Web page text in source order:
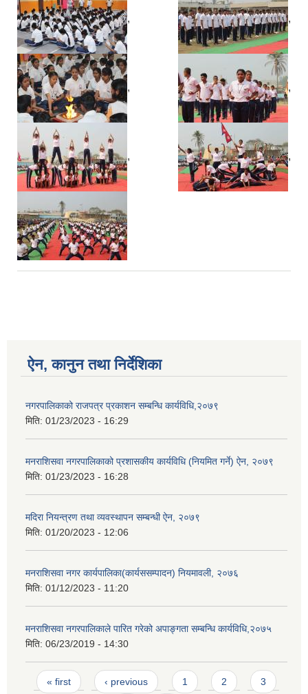
, ,
, ,
, ,
ऐन, कानुन तथा निर्देशिका
नगरपालिकाको राजपत्र प्रकाशन सम्बन्धि कार्यविधि,२०७९
मिति: 01/23/2023 - 16:29
मनराशिसवा नगरपालिकाको प्रशासकीय कार्यविधि (नियमित गर्ने) ऐन, २०७९
मिति: 01/23/2023 - 16:28
मदिरा नियन्त्रण तथा व्यवस्थापन सम्बन्धी ऐन, २०७९
मिति: 01/20/2023 - 12:06
मनराशिसवा नगर कार्यपालिका(कार्यससम्पादन) नियमावली, २०७६
मिति: 01/12/2023 - 11:20
मनराशिसवा नगरपालिकाले पारित गरेको अपाङ्गता सम्बन्धि कार्यविधि,२०७५
मिति: 06/23/2019 - 14:30
Pages
« first ‹ previous 1 2 3